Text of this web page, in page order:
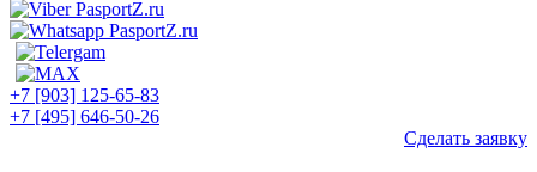
+7 [903] 125-65-83
+7 [495] 646-50-26
Сделать заявку